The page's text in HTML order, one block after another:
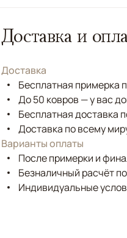
Доставка и
Доставка
Бесплатная примерка
До 50 ковров — у вас
Бесплатная доставка
Доставка по всему
Варианты оплаты
После примерки и
Безналичный расчёт
Индивидуальные